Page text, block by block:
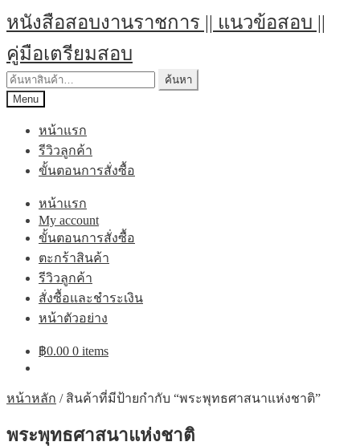
Skip
to
navigation
Skip
to
content
หนังสือสอบงานราชการ || แนวข้อสอบ ||
คู่มือเตรียมสอบ
ค้นหา:
ค้นหา
Menu
หน้าแรก
รีวิวลูกค้า
ขั้นตอนการสั่งซื้อ
หน้าแรก
My account
ขั้นตอนการสั่งซื้อ
ตะกร้าสินค้า
รีวิวลูกค้า
สั่งซื้อและชำระเงิน
หน้าตัวอย่าง
฿0.00 0 items
หน้าหลัก / สินค้าที่มีป้ายกำกับ “พระพุทธศาสนาแห่งชาติ”
พระพุทธศาสนาแห่งชาติ